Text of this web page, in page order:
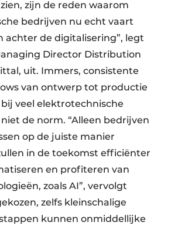
zijn de reden waarom
bedrijven nu echt vaart
achter de digitalisering”, legt
Director Distribution
uit. Immers, consistente
van ontwerp tot productie
veel elektrotechnische
de norm. “Alleen bedrijven
op de juiste manier
in de toekomst efficiënter
en profiteren van
zoals AI”, vervolgt
zelfs kleinschalige
kunnen onmiddellijke